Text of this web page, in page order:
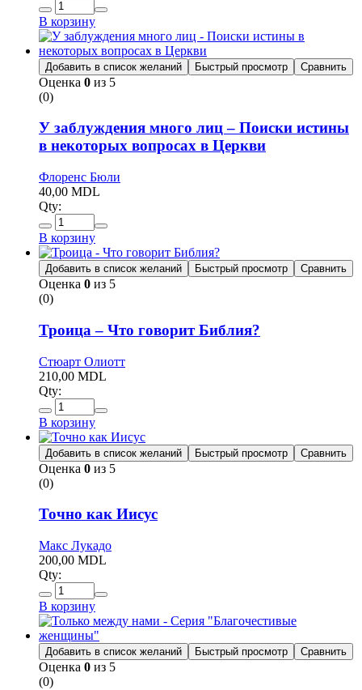
В корзину
Добавить в список желаний Быстрый просмотр Сравнить
Оценка 0 из 5
(0)
У заблуждения много лиц – Поиски истины
в некоторых вопросах в Церкви
Флоренс Бюли
40,00 MDL
Qty:
В корзину
Добавить в список желаний Быстрый просмотр Сравнить
Оценка 0 из 5
(0)
Троица – Что говорит Библия?
Стюарт Олиотт
210,00 MDL
Qty:
В корзину
Добавить в список желаний Быстрый просмотр Сравнить
Оценка 0 из 5
(0)
Точно как Иисус
Макс Лукадо
200,00 MDL
Qty:
В корзину
Добавить в список желаний Быстрый просмотр Сравнить
Оценка 0 из 5
(0)